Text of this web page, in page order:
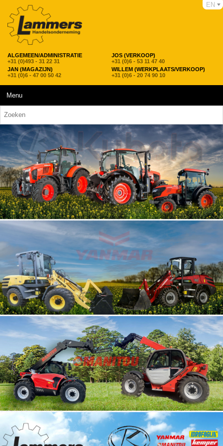
ALGEMEEN/ADMINISTRATIE
+31 (0)493 - 31 22 31
JOS (VERKOOP)
+31 (0)6 - 53 11 47 40
JAN (MAGAZIJN)
+31 (0)6 - 47 00 50 42
WILLEM (WERKPLAATS/VERKOOP)
+31 (0)6 - 20 74 90 10
EN
Menu